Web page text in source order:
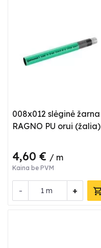
008x012 slėginė žarna
RAGNO PU orui (žalia)
4,60 € / m
Kaina be PVM
- +
m